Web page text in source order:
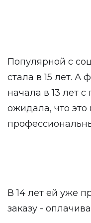
Популярной с
стала в 15 лет. А
начала в 13 лет
ожидала, что это
В 14 лет ей уже
заказу -